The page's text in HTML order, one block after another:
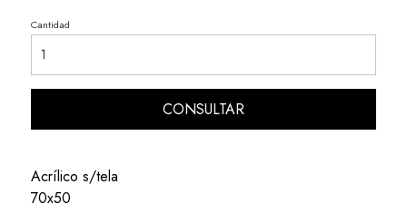
Cantidad
CONSULTAR
Acrílico s/tela
70x50